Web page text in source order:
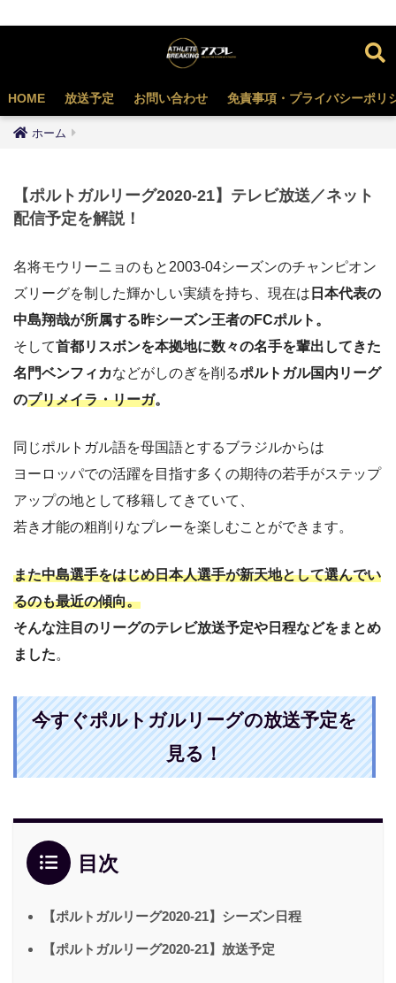
HOME 放送予定 お問い合わせ 免責事項・プライバシーポリ
ホーム
【ポルトガルリーグ2020-21】テレビ放送／ネット
配信予定を解説！
名将モウリーニョのもと2003‐04シーズンのチャンピオン
ズリーグを制した輝かしい実績を持ち、現在は 日本代表の
中島翔哉が所属する昨シーズン王者のFCポルト。
そして首都リスボンを本拠地に数々の名手を輩出してきた
名門ベンフィカなどがしのぎを削るポルトガル国内リーグ
のプリメイラ・リーガ。
同じポルトガル語を母国語とするブラジルからは
ヨーロッパでの活躍を目指す多くの期待の若手がステップ
アップの地として移籍してきていて、
若き才能の粗削りなプレーを楽しむことができます。
また中島選手をはじめ日本人選手が新天地として選んでい
るのも最近の傾向。
そんな注目のリーグのテレビ放送予定や日程などをまとめ
ました。
今すぐポルトガルリーグの放送予定を
見る！
目次
【ポルトガルリーグ2020-21】シーズン日程
【ポルトガルリーグ2020-21】放送予定